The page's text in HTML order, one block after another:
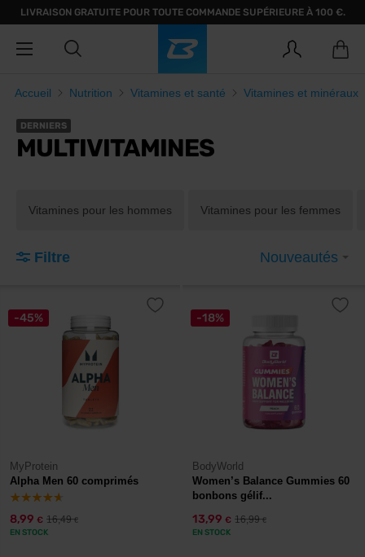
LIVRAISON GRATUITE POUR TOUTE COMMANDE SUPÉRIEURE À 100 €.
Accueil Nutrition Vitamines et santé Vitamines et minéraux
DERNIERS
MULTIVITAMINES
Vitamines pour les hommes Vitamines pour les femmes
Filtre Nouveautés
-45%
MyProtein
Alpha Men 60 comprimés
8,99 € 16,49€
EN STOCK
-18%
BodyWorld
Women’s Balance Gummies 60
bonbons gélif...
13,99 € 16,99€
EN STOCK